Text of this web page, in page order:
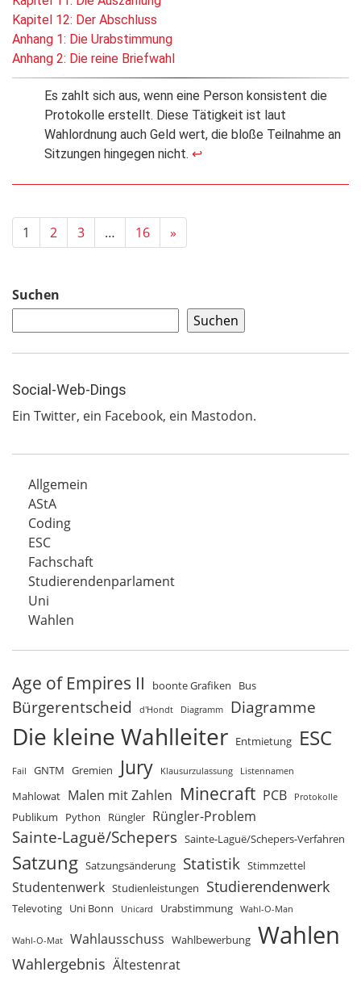
Kapitel 12: Der Abschluss
Anhang 1: Die Urabstimmung
Anhang 2: Die reine Briefwahl
Es zahlt sich aus, wenn eine Person konsistent die
Protokolle erstellt. Diese Tätigkeit ist laut
Wahlordnung auch Geld wert, die bloße Teilnahme an
Sitzungen hingegen nicht. ↩
1 2 3 … 16 »
Suchen
Suchen
Social-Web-Dings
Ein Twitter, ein Facebook, ein Mastodon.
Allgemein
AStA
Coding
ESC
Fachschaft
Studierendenparlament
Uni
Wahlen
Age of Empires II boonte Grafiken Bus
Bürgerentscheid d'Hondt Diagramm Diagramme
Die kleine Wahlleiter Entmietung ESC
Fail GNTM Gremien Jury Klausurzulassung Listennamen
Mahlowat Malen mit Zahlen Minecraft PCB Protokolle
Publikum Python Rüngler Rüngler-Problem
Sainte-Laguë/Schepers Sainte-Laguë/Schepers-Verfahren
Satzung Satzungsänderung Statistik Stimmzettel
Studentenwerk Studienleistungen Studierendenwerk
Televoting Uni Bonn Unicard Urabstimmung Wahl-O-Man
Wahl-O-Mat Wahlausschuss Wahlbewerbung Wahlen
Wahlergebnis Ältestenrat